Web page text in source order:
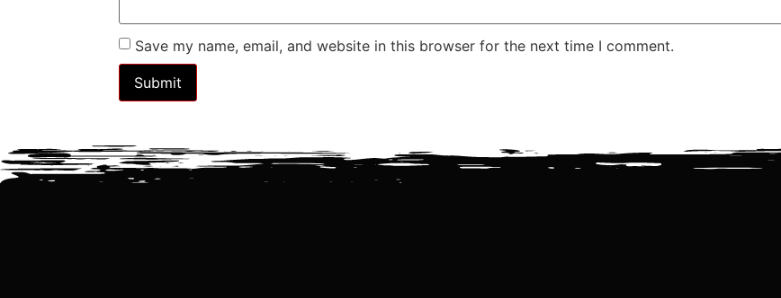
Save my name, email, and website in this browser for the next time I comment.